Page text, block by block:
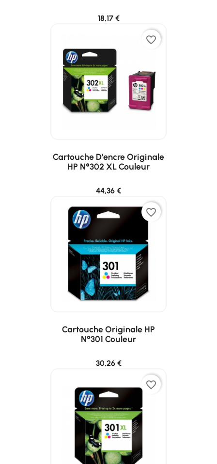
18,17 €
favorite_border
Cartouche D'encre Originale
HP N°302 XL Couleur
44,36 €
favorite_border
Cartouche Originale HP
N°301 Couleur
30,26 €
favorite_border